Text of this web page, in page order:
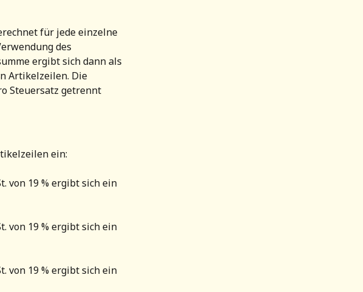
für jede einzelne
des
ergibt sich dann als
Artikelzeilen. Die
Steuersatz getrennt
ein:
von 19 % ergibt sich ein
von 19 % ergibt sich ein
von 19 % ergibt sich ein